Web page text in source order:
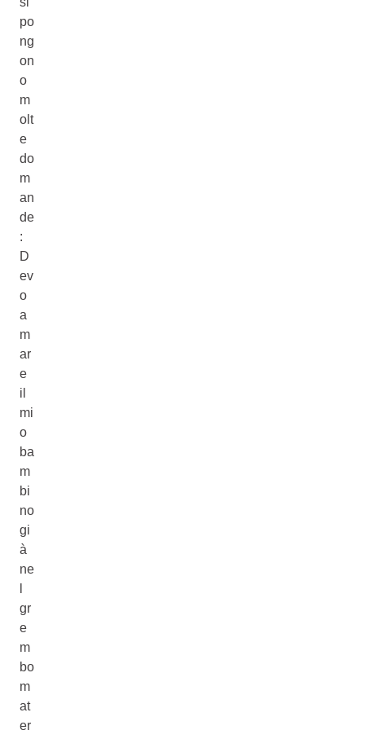
po
ng
on
o
m
olt
e
do
m
an
de
:
D
ev
o
a
m
ar
e
il
mi
o
ba
m
bi
no
gi
à
ne
gr
e
m
bo
m
at
er